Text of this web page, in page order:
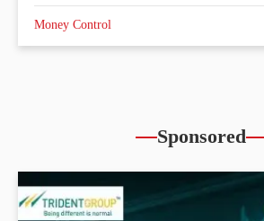
Money Control
Sponsored